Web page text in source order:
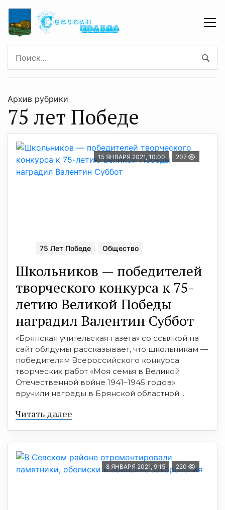
Архив рубрики
75 лет Победе
15 ЯНВАРЯ 2021, 10:00 207
75 Лет Победе Общество
Школьников — победителей
творческого конкурса к 75-
летию Великой Победы
наградил Валентин Суббот
«Брянская учительская газета» со ссылкой на
сайт облдумы рассказывает, что школьникам —
победителям Всероссийского конкурса
творческих работ «Моя семья в Великой
Отечественной войне 1941–1945 годов»
вручили награды в Брянской областной ...
Читать далее
8 ЯНВАРЯ 2021, 9:15 220